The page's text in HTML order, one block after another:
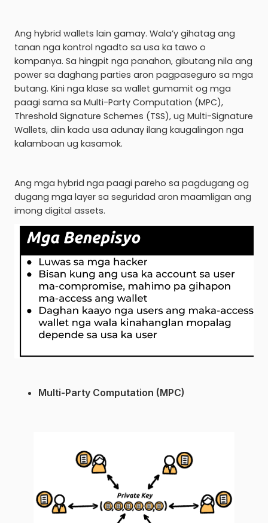
Ang hybrid wallets lain gamay. Wala’y gihatag ang
tanan nga kontrol ngadto sa usa ka tawo o
kompanya. Sa hingpit nga panahon, gibutang nila ang
power sa daghang parties aron pagpaseguro sa mga
butang. Kini nga klase sa wallet gumamit og mga
paagi sama sa Multi-Party Computation (MPC),
Threshold Signature Schemes (TSS), ug Multi-Signature
Wallets, diin kada usa adunay ilang kaugalingon nga
kalamboan ug kasamok.
Ang mga hybrid nga paagi pareho sa pagdugang og
dugang mga layer sa seguridad aron maamligan ang
imong digital assets.
Multi-Party Computation (MPC)